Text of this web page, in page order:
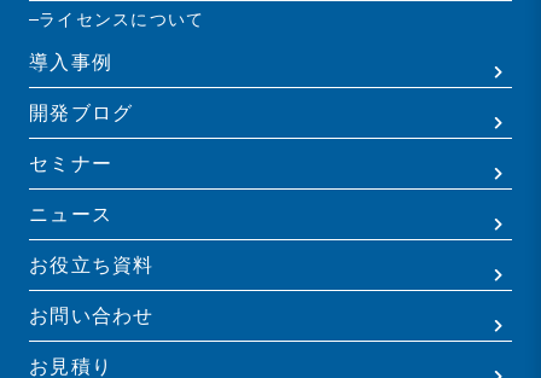
ライセンスについて
導入事例
開発ブログ
セミナー
ニュース
お役立ち資料
お問い合わせ
お見積り